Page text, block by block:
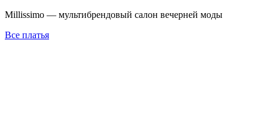
Millissimo — мультибрендовый салон вечерней моды
Все платья